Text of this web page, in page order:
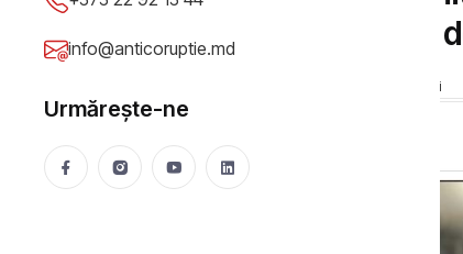
info@anticoruptie.md
Urmărește-ne
procurorul desemnat
3062 vizualizări